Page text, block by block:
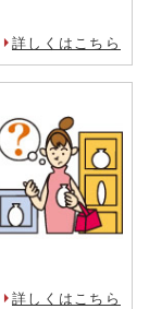
詳しくはこちら
詳しくはこちら